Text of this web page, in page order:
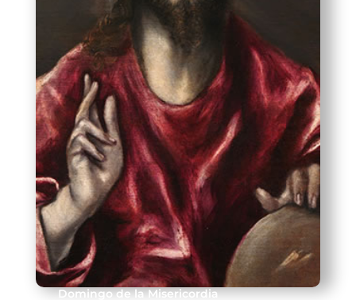
Domingo de la Misericordia